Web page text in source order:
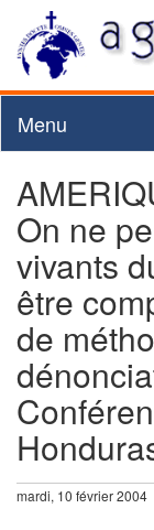
Menu
On ne
vivants
être
de
mardi, 10 février 2004